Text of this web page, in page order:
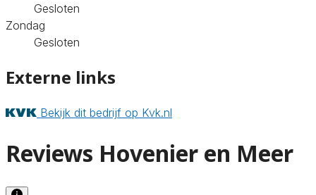
Gesloten
Zondag
Gesloten
Externe links
Bekijk dit bedrijf op Kvk.nl
Reviews Hovenier en Meer